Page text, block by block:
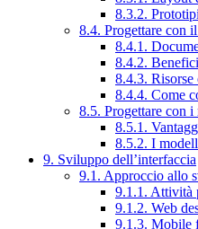
8.3.2.
8.4. Progettare con
8.4.1.
8.4.2.
8.4.3. Risorse
8.4.4. Come
8.5. Progettare con
8.5.1.
8.5.2. I
9. Sviluppo dell’interfaccia
9.1. Approccio allo
9.1.1. Attività
9.1.2. Web
9.1.3. Mobile